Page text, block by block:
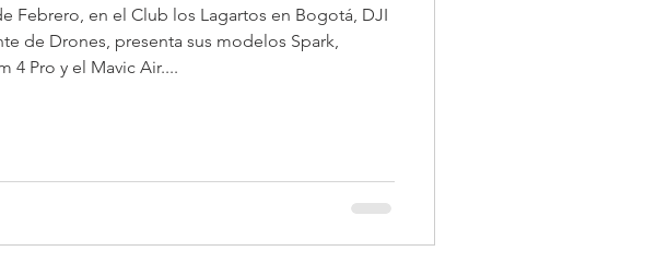
Febrero, en el Club los Lagartos en Bogotá, DJI
de Drones, presenta sus modelos Spark,
4 Pro y el Mavic Air....